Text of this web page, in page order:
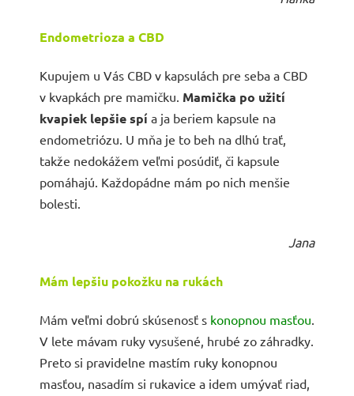
Endometrioza a CBD
Kupujem u Vás CBD v kapsulách pre seba a CBD
v kvapkách pre mamičku. Mamička po užití
kvapiek lepšie spí a ja beriem kapsule na
endometriózu. U mňa je to beh na dlhú trať,
takže nedokážem veľmi posúdiť, či kapsule
pomáhajú. Každopádne mám po nich menšie
bolesti.
Jana
Mám lepšiu pokožku na rukách
Mám veľmi dobrú skúsenosť s konopnou masťou.
V lete mávam ruky vysušené, hrubé zo záhradky.
Preto si pravidelne mastím ruky konopnou
masťou, nasadím si rukavice a idem umývať riad,